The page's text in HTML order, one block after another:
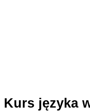
Kurs języka